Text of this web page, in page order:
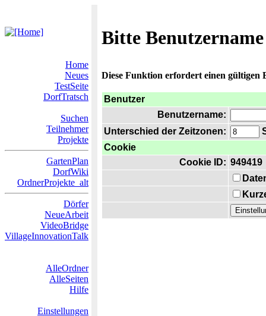
Bitte
Home
Neues
TestSeite
DorfTratsch
Suchen
Teilnehmer
Projekte
GartenPlan
DorfWiki
OrdnerProjekte_alt
Dörfer
NeueArbeit
VideoBridge
VillageInnovationTalk
AlleOrdner
AlleSeiten
Hilfe
Einstellungen
Diese Funktion erfordert einen gültigen
Benutzer
Benutzername:
Unterschied der Zeitzonen:
Cookie
Cookie ID: 949419